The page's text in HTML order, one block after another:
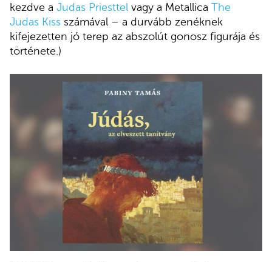
kezdve a Judas Priesttel vagy a Metallica The
Judas Kiss számával – a durvább zenéknek
kifejezetten jó terep az abszolút gonosz figurája és
története.)